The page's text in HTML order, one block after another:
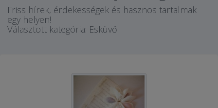
Friss hírek, érdekességek és hasznos tartalmak
egy helyen!
Választott kategória: Esküvő